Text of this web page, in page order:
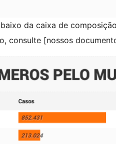
da caixa de
consulte [nossos